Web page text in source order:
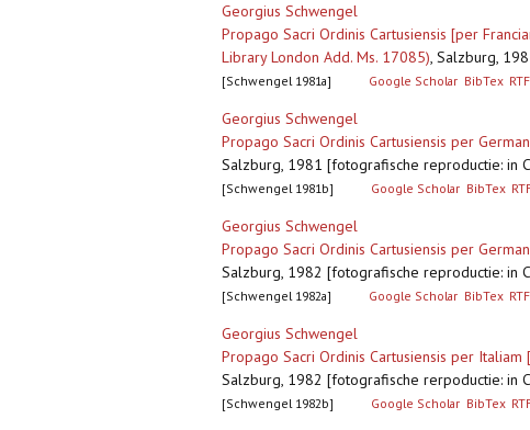
Georgius Schwengel
Propago Sacri Ordinis Cartusiensis [per
Library London Add. Ms. 17085), Salzburg,
[Schwengel 1981a] Google Scholar BibTex RTF
Georgius Schwengel
Propago Sacri Ordinis Cartusiensis per
Salzburg, 1981 [fotografische reproductie: in
[Schwengel 1981b] Google Scholar BibTex
Georgius Schwengel
Propago Sacri Ordinis Cartusiensis per
Salzburg, 1982 [fotografische reproductie: in
[Schwengel 1982a] Google Scholar BibTex RTF
Georgius Schwengel
Propago Sacri Ordinis Cartusiensis per
Salzburg, 1982 [fotografische rerpoductie: in
[Schwengel 1982b] Google Scholar BibTex